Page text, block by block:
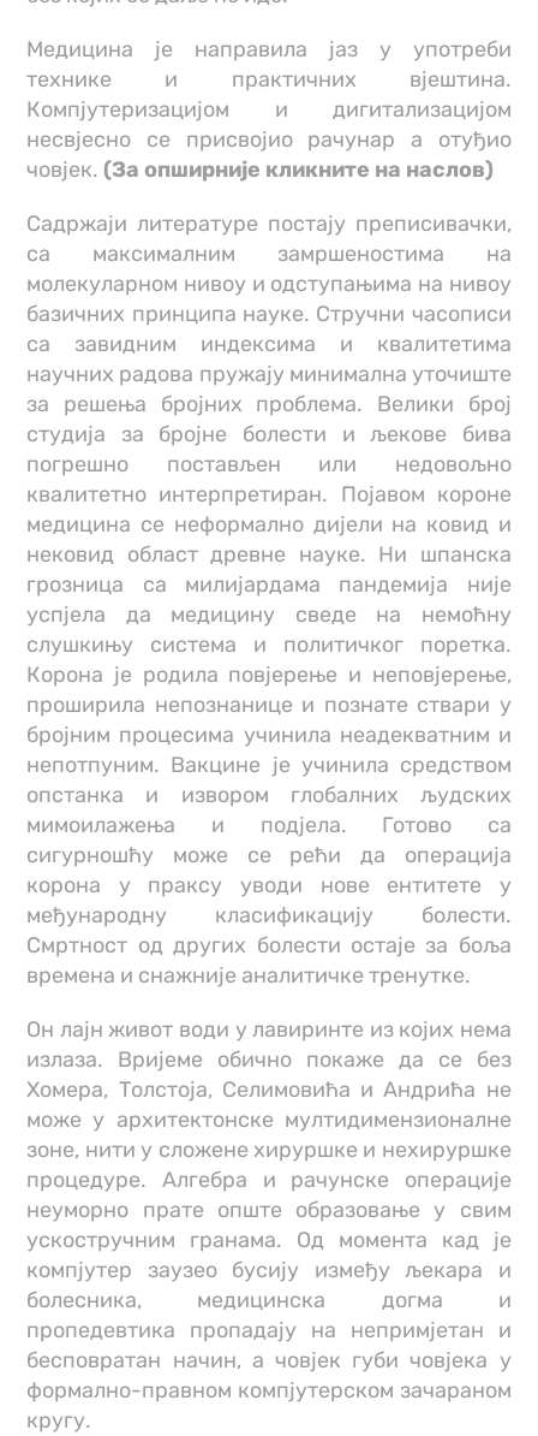
Медицина је направила јаз у употреби
технике и практичних вјештина.
Компјутеризацијом и дигитализацијом
несвјесно се присвојио рачунар а отуђио
човјек.(За опширније кликните на наслов)
Садржаји литературе постају преписивачки,
са максималним замршеностима на
молекуларном нивоу и одступањима на нивоу
базичних принципа науке. Стручни часописи
са завидним индексима и квалитетима
научних радова пружају минимална уточиште
за решења бројних проблема. Велики број
студија за бројне болести и љекове бива
погрешно постављен или недовољно
квалитетно интерпретиран. Појавом короне
медицина се неформално дијели на ковид и
нековид област древне науке. Ни шпанска
грозница са милијардама пандемија није
успјела да медицину сведе на немоћну
слушкињу система и политичког поретка.
Корона је родила повјерење и неповјерење,
проширила непознанице и познате ствари у
бројним процесима учинила неадекватним и
непотпуним. Вакцине је учинила средством
опстанка и извором глобалних људских
мимоилажења и подјела. Готово са
сигурношћу може се рећи да операција
корона у праксу уводи нове ентитете у
међународну класификацију болести.
Смртност од других болести остаје за боља
времена и снажније аналитичке тренутке.
Он лајн живот води у лавиринте из којих нема
излаза. Вријеме обично покаже да се без
Хомера, Толстоја, Селимовића и Андрића не
може у архитектонске мултидимензионалне
зоне, нити у сложене хируршке и нехируршке
процедуре. Алгебра и рачунске операције
неуморно прате опште образовање у свим
ускостручним гранама. Од момента кад је
компјутер заузео бусију између љекара и
болесника, медицинска догма и
пропедевтика пропадају на непримјетан и
бесповратан начин, а човјек губи човјека у
формално-правном компјутерском зачараном
кругу.